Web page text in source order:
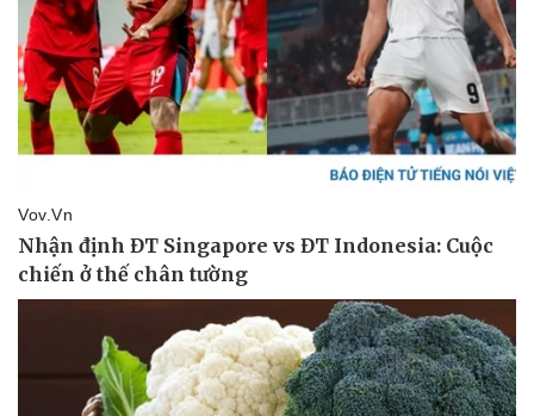
Sức khỏe
Dinh dưỡng - món ngon
Cây thuốc
Sản phụ khoa
Làm đẹp - giảm cân
Phòng mạch online
Ăn sạch sống khỏe
Đời sống
Nhà đẹp
Blog
Tình yêu - Gia đình